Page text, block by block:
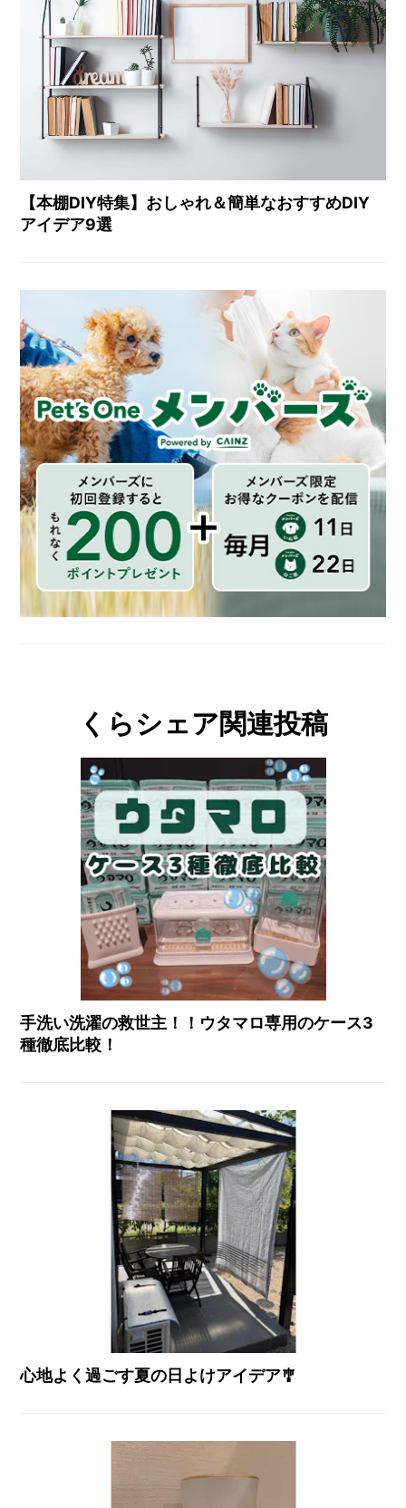
【本棚DIY特集】おしゃれ＆簡単なおすすめDIY
アイデア9選
くらシェア関連投稿
手洗い洗濯の救世主！！ウタマロ専用のケース3
種徹底比較！
心地よく過ごす夏の日よけアイデア🎐